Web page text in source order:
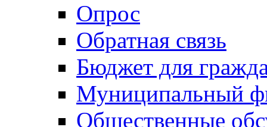
Опрос
Обратная связь
Бюджет для
Муниципальный
Общественные